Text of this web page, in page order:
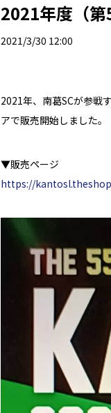
2021年度（
2021/3/30 12:00
2021年、南葛SCが参戦
アで販売開始しました。
▼販売ページ
https://